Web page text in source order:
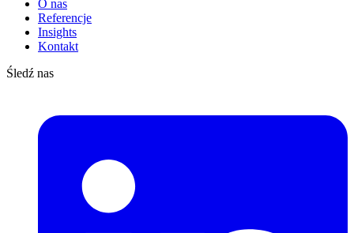
O nas
Referencje
Insights
Kontakt
Śledź nas